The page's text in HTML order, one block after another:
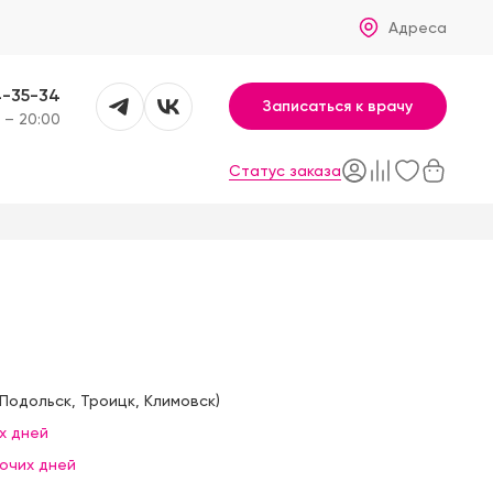
Адреса
35-34
20:00
Записаться к врачу
Статус заказа
Подольск, Троицк, Климовск)
дней
дней